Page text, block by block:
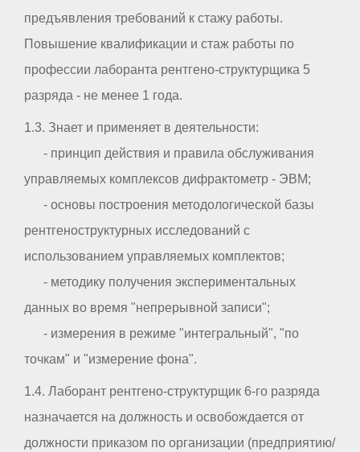
предъявления требований к стажу работы.
Повышение квалификации и стаж работы по
профессии лаборанта рентгено-структурщика 5
разряда - не менее 1 года.
1.3. Знает и применяет в деятельности:
- принцип действия и правила обслуживания
управляемых комплексов дифрактометр - ЭВМ;
- основы построения методологической базы
рентгеноструктурных исследований с
использованием управляемых комплектов;
- методику получения экспериментальных
данных во время "непрерывной записи";
- измерения в режиме "интегральный", "по
точкам" и "измерение фона".
1.4. Лаборант рентгено-структурщик 6-го разряда
назначается на должность и освобождается от
должности приказом по организации (предприятию/